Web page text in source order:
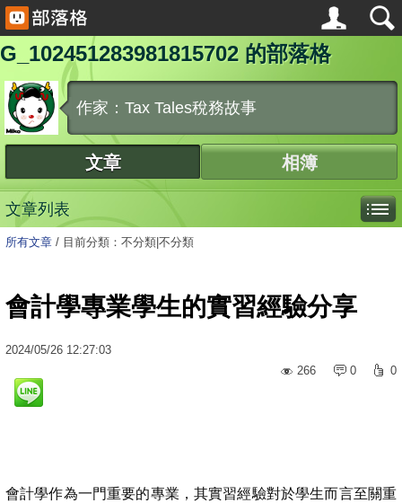
G_102451283981815702 的部落格
作家：Tax Tales稅務故事
文章 相簿
文章列表
所有文章 / 目前分類：不分類|不分類
會計學專業學生的實習經驗分享
2024/05/26 12:27:03
266
0 0
會計學作為一門重要的專業，其實習經驗對於學生而言至關重